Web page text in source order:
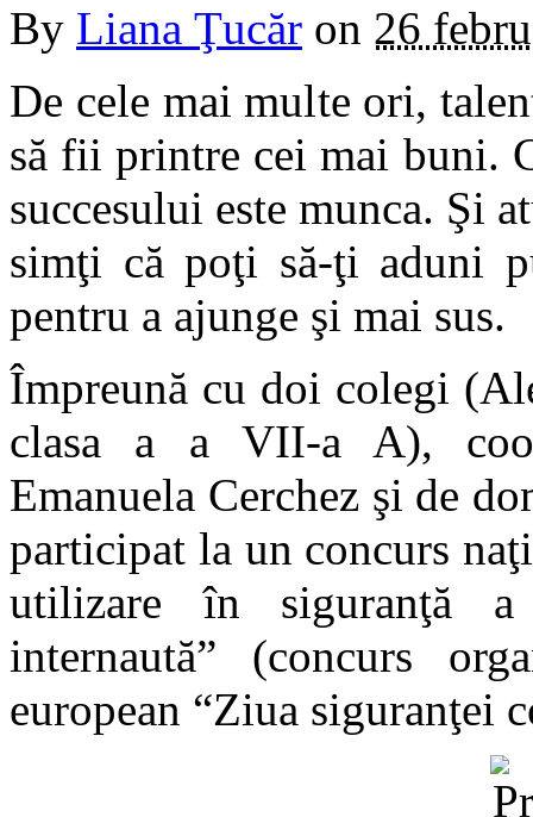
By Liana Ţucăr on 26
De cele mai multe ori,
să fii printre cei mai buni.
succesului este munca. Şi
simţi că poţi să-ţi aduni
pentru a ajunge şi mai sus.
Împreună cu doi colegi
clasa a a VII-a A),
Emanuela Cerchez şi de
participat la un concurs
utilizare în siguranţă
internaută” (concurs
european “Ziua siguranţei